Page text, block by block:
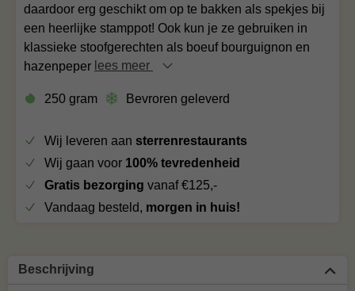
daardoor erg geschikt om op te bakken als spekjes bij
een heerlijke stamppot! Ook kun je ze gebruiken in
klassieke stoofgerechten als boeuf bourguignon en
hazenpeper lees meer
250 gram Bevroren geleverd
Wij leveren aan sterrenrestaurants
Wij gaan voor 100% tevredenheid
Gratis bezorging vanaf €125,-
Vandaag besteld, morgen in huis!
Beschrijving